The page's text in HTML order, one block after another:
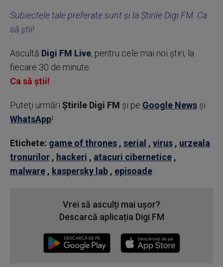
Subiectele tale preferate sunt și la Știrile Digi FM. Ca
să știi!
Ascultă Digi FM Live, pentru cele mai noi știri, la
fiecare 30 de minute.
Ca să știi!
Puteţi urmări Știrile Digi FM şi pe Google News şi
WhatsApp!
Etichete: game of thrones , serial , virus , urzeala
tronurilor , hackeri , atacuri cibernetice ,
malware , kaspersky lab , episoade
Vrei să asculți mai ușor?
Descarcă aplicația Digi FM